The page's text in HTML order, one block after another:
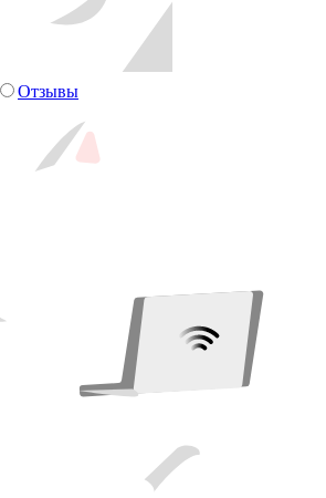
Отзывы